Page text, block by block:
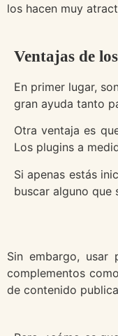
los hacen muy
Ventajas de
En primer lugar,
gran ayuda tanto
Otra ventaja es
Los plugins a
Si apenas estás
buscar alguno que
Sin embargo, usar
complementos
de contenido